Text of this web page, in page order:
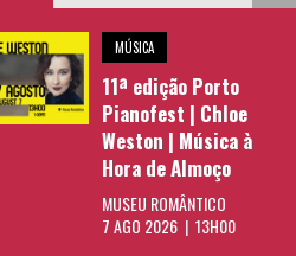
MÚSICA
11ª edição Porto
Pianofest | Chloe
Weston | Música à
Hora de Almoço
MUSEU ROMÂNTICO
7 AGO 2026 | 13H00